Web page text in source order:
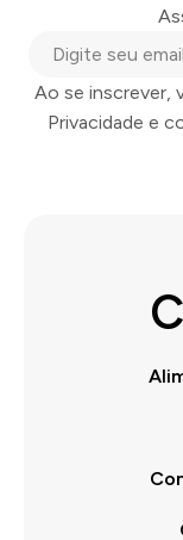
Ao se inscrever,
Privacidade e